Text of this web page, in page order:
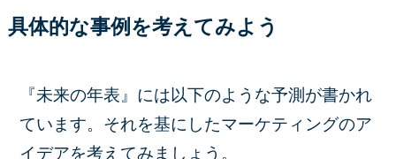
具体的な事例を考えてみよう
『未来の年表』には以下のような予測が書かれ
ています。それを基にしたマーケティングのア
イデアを考えてみましょう。